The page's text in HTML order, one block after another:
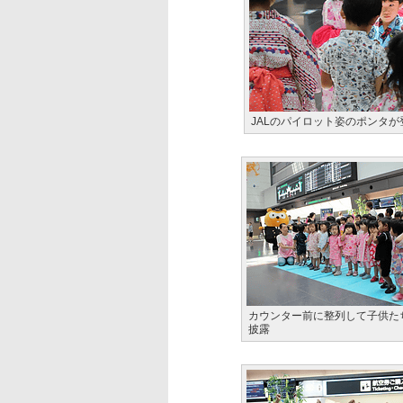
JALのパイロット姿のポンタ
カウンター前に整列して子供た
披露